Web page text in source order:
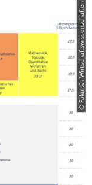
© Fakultät Wirtschaftswissenschaften